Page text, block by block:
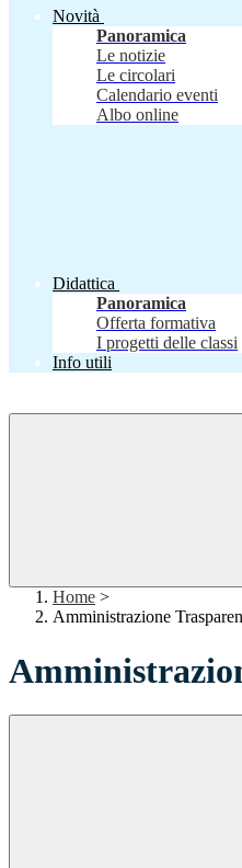
Novità
Panoramica
Le notizie
Le circolari
Calendario eventi
Albo online
Didattica
Panoramica
Offerta formativa
I progetti delle classi
Info utili
Home >
Amministrazione